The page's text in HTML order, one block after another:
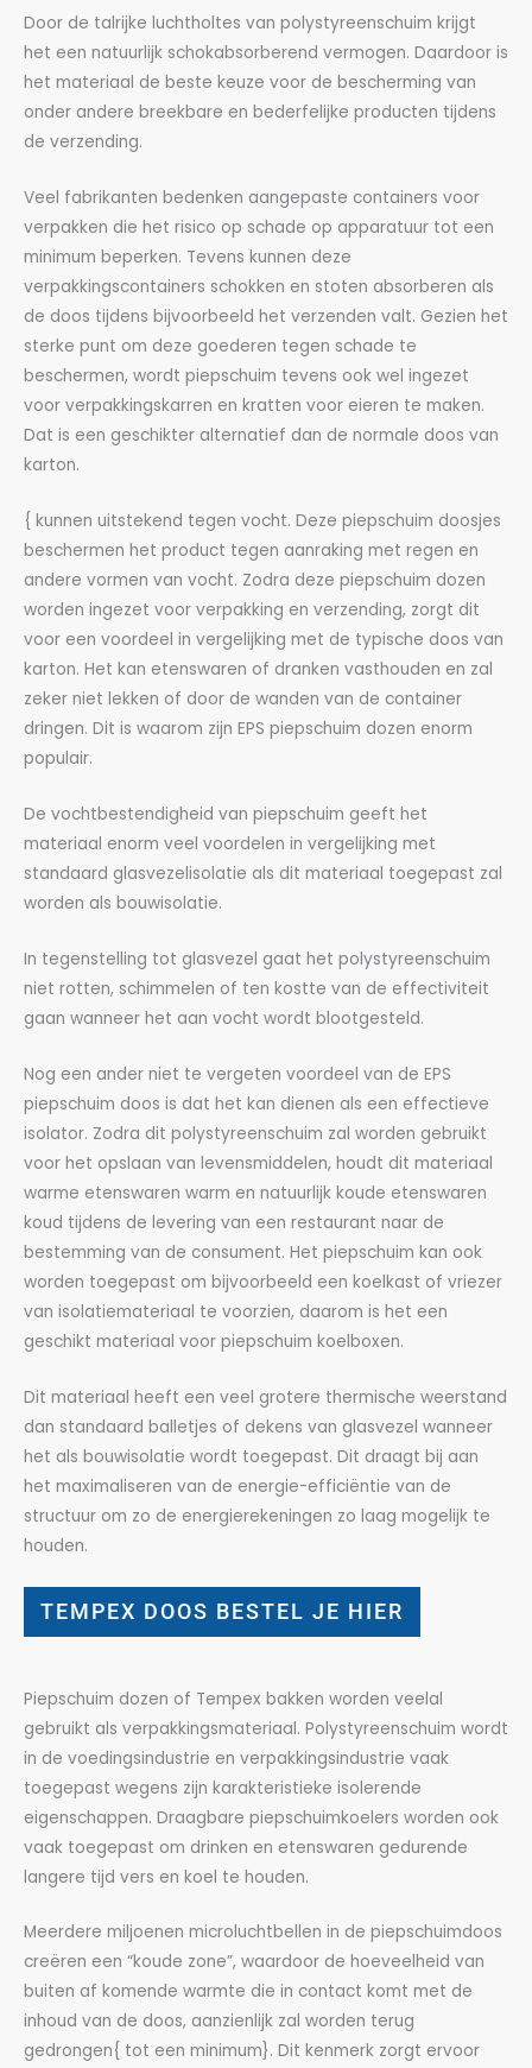
Door de talrijke luchtholtes van polystyreenschuim krijgt
het een natuurlijk schokabsorberend vermogen. Daardoor is
het materiaal de beste keuze voor de bescherming van
onder andere breekbare en bederfelijke producten tijdens
de verzending.
Veel fabrikanten bedenken aangepaste containers voor
verpakken die het risico op schade op apparatuur tot een
minimum beperken. Tevens kunnen deze
verpakkingscontainers schokken en stoten absorberen als
de doos tijdens bijvoorbeeld het verzenden valt. Gezien het
sterke punt om deze goederen tegen schade te
beschermen, wordt piepschuim tevens ook wel ingezet
voor verpakkingskarren en kratten voor eieren te maken.
Dat is een geschikter alternatief dan de normale doos van
karton.
{ kunnen uitstekend tegen vocht. Deze piepschuim doosjes
beschermen het product tegen aanraking met regen en
andere vormen van vocht. Zodra deze piepschuim dozen
worden ingezet voor verpakking en verzending, zorgt dit
voor een voordeel in vergelijking met de typische doos van
karton. Het kan etenswaren of dranken vasthouden en zal
zeker niet lekken of door de wanden van de container
dringen. Dit is waarom zijn EPS piepschuim dozen enorm
populair.
De vochtbestendigheid van piepschuim geeft het
materiaal enorm veel voordelen in vergelijking met
standaard glasvezelisolatie als dit materiaal toegepast zal
worden als bouwisolatie.
In tegenstelling tot glasvezel gaat het polystyreenschuim
niet rotten, schimmelen of ten kostte van de effectiviteit
gaan wanneer het aan vocht wordt blootgesteld.
Nog een ander niet te vergeten voordeel van de EPS
piepschuim doos is dat het kan dienen als een effectieve
isolator. Zodra dit polystyreenschuim zal worden gebruikt
voor het opslaan van levensmiddelen, houdt dit materiaal
warme etenswaren warm en natuurlijk koude etenswaren
koud tijdens de levering van een restaurant naar de
bestemming van de consument. Het piepschuim kan ook
worden toegepast om bijvoorbeeld een koelkast of vriezer
van isolatiemateriaal te voorzien, daarom is het een
geschikt materiaal voor piepschuim koelboxen.
Dit materiaal heeft een veel grotere thermische weerstand
dan standaard balletjes of dekens van glasvezel wanneer
het als bouwisolatie wordt toegepast. Dit draagt bij aan
het maximaliseren van de energie-efficiëntie van de
structuur om zo de energierekeningen zo laag mogelijk te
houden.
TEMPEX DOOS BESTEL JE HIER
Piepschuim dozen of Tempex bakken worden veelal
gebruikt als verpakkingsmateriaal. Polystyreenschuim wordt
in de voedingsindustrie en verpakkingsindustrie vaak
toegepast wegens zijn karakteristieke isolerende
eigenschappen. Draagbare piepschuimkoelers worden ook
vaak toegepast om drinken en etenswaren gedurende
langere tijd vers en koel te houden.
Meerdere miljoenen microluchtbellen in de piepschuimdoos
creëren een “koude zone”, waardoor de hoeveelheid van
buiten af komende warmte die in contact komt met de
inhoud van de doos, aanzienlijk zal worden terug
gedrongen{ tot een minimum}. Dit kenmerk zorgt ervoor